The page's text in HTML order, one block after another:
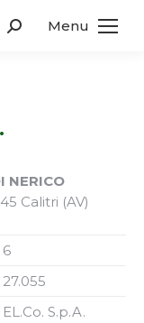
Menu
Search:
NERICO
Calitri (AV)
6
27.055
EL.Co. S.p.A.